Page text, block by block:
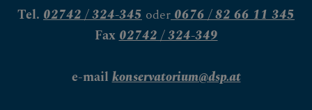
Tel. 02742 / 324-345 oder0676 / 82 66 11 345
Fax02742 / 324-349
e-mailkonservatorium@dsp.at